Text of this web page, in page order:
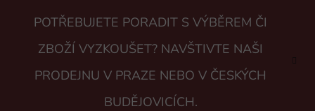
POTŘEBUJETE PORADIT S VÝBĚREM ČI
ZBOŽÍ VYZKOUŠET? NAVŠTIVTE NAŠI
PRODEJNU V PRAZE NEBO V ČESKÝCH
BUDĚJOVICÍCH.